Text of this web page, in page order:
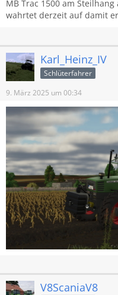
MB Trac 1500 am
wahrtet derzeit auf damit
Karl_Heinz_IV
Schlüterfahrer
9. März 2025 um 00:34
V8ScaniaV8